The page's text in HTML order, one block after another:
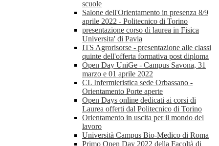
scuole
Salone dell'Orientamento in presenza 8/9
aprile 2022 - Politecnico di Torino
presentazione corso di laurea in Fisica
Universita' di Pavia
ITS Agrorisorse - presentazione alle classi
quinte dell'offerta formativa post diploma
Open Day UniGe - Campus Savona, 31
marzo e 01 aprile 2022
CL Infermieristica sede Orbassano -
Orientamento Porte aperte
Open Days online dedicati ai corsi di
Laurea offerti dal Politecnico di Torino
Orientamento in uscita per il mondo del
lavoro
Università Campus Bio-Medico di Roma
Primo Open Day 2022 della Facoltà di